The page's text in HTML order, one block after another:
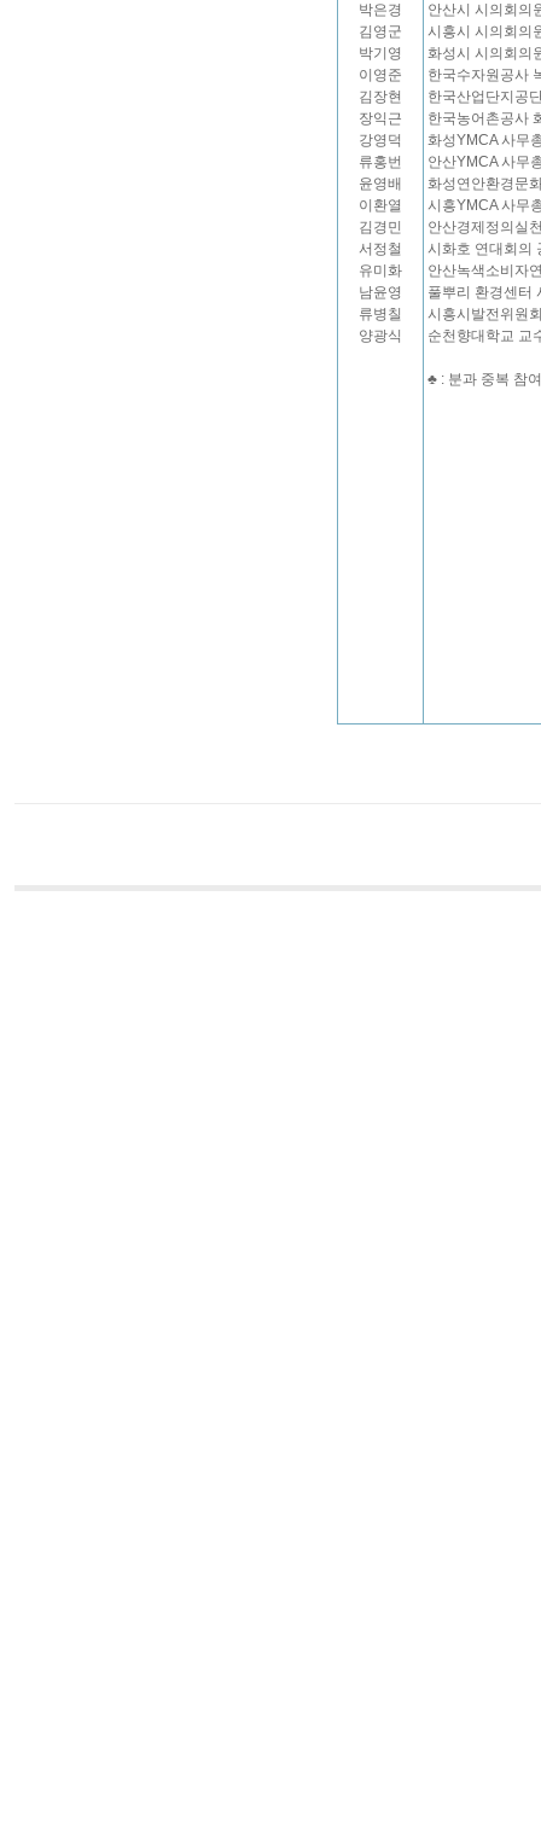
박은경
김영군
박기영
이영준
김장현
장익근
강영덕
류홍번
윤영배
이환열
김경민
서정철
유미화
남윤영
류병칠
양광식
안산시 시의회의
시흥시 시의회의
화성시 시의회의
한국수자원공사
한국산업단지공
한국농어촌공사
화성YMCA 사무
안산YMCA 사무
화성연안환경문
시흥YMCA 사무
안산경제정의실
시화호 연대회의
안산녹색소비자
풀뿌리 환경센터
시흥시발전위원
순천향대학교 교
♣ : 분과 중복 참